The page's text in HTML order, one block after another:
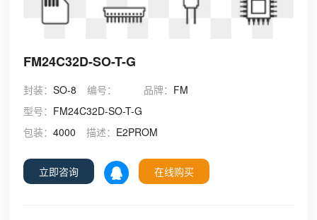
FM24C32D-SO-T-G
封装：SO-8 编号： 品牌： FM
型号： FM24C32D-SO-T-G
包装：4000 描述： E2PROM
立即咨询 在线购买